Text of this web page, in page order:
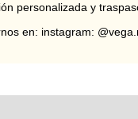
personalizada y
en: instagram: